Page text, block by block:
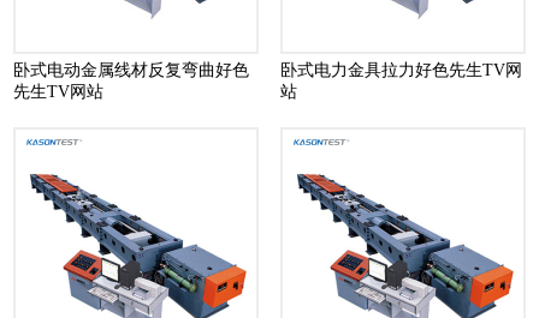
卧式电动金属线材反复弯曲好色
先生TV网站
卧式电力金具拉力好色先生TV网
站